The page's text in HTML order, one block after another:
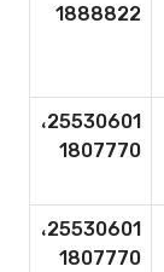
1888822
25530601،
1807770
25530601،
1807770